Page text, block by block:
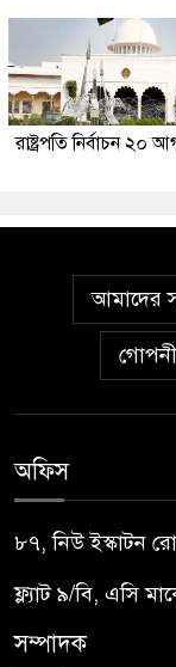
রাষ্ট্রপতি নির্বাচন ২০
আমাদের
অফিস
৮৭, নিউ ইস্কাটন
ফ্ল্যাট ৯/বি, এসি
সম্পাদক